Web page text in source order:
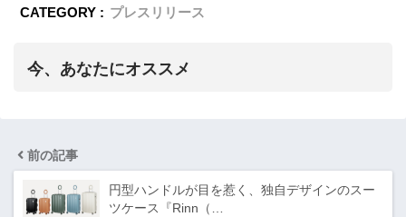
CATEGORY : プレスリリース
今、あなたにオススメ
前の記事
円型ハンドルが目を惹く、独自デザインのスー
ツケース『Rinn（…